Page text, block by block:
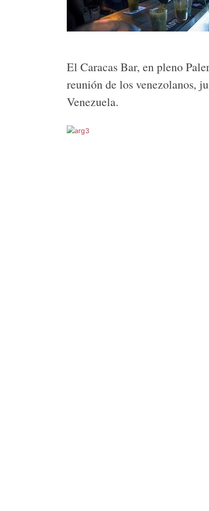
El Caracas Bar, en pleno
reunión de los venezolanos,
Venezuela.